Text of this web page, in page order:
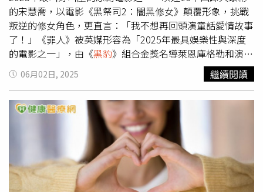
的宋慧喬，以電影《黑祭司2：闇黑修女》顛覆形象，挑戰
叛逆的修女角色，更直言：「我不想再回頭演童話愛情故事
了！」《罪人》被英媒形容為「2025年最具娛樂性與深度
的電影之一」，由《黑豹》組合金獎名導萊恩庫格勒和演員
麥可·B·喬丹合作，兩人當年和飾演超級英雄「黑豹」的
已故演員查德維克博斯曼因《
》結下深厚情誼，麥可
·B·喬丹坦言此次在拍攝《罪人》過程中始終懷抱著「黑
豹」查德維克博斯曼的精神，「查德的影響力一直與我們同
在，甚至在《罪人》的拍攝現場也能感受到。」麥可·B·
喬丹此次在《罪人》挑戰一人分飾雙胞胎兄弟，他回憶在拍
攝初期做鏡頭測試時，還在摸索兩個角色的定位，「導演萊
恩庫格勒提醒我，查德當初如何詮釋《 黑豹》裡的帝查拉，
他是如何完全投入那個角色，從頭到尾都沒有鬆懈。」麥可
06月02日, 2025 繼續閱讀